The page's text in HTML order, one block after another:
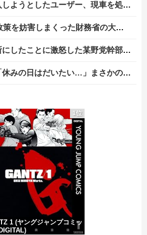
ー、現車を処分して代金を支払い、平日の納車日に予定を合わせた結果……
務省の大物官僚、本来ならエース級の人材が就くはずのないポストに送られ……
した某野党幹部、僅か3文字で論破される偉業を達成してしまい……
日はだいたい…」まさかの習慣を暴露ｗｗｗ
ナンバーカードを持たない29万人がポイント給付事業から排除された」
寄付していた。知人「誰にも知られなくてもいい、と公表してない」
オンの売り場で唐揚げを食う中国人の子供
1位
1 (ヤングジャンプコミッ